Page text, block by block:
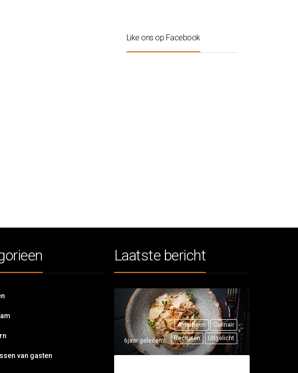
Like ons op Facebook
van gasten
Laatste bericht
Algemeen
Culinair
Recepten
Uitgelicht
6jaar geleden